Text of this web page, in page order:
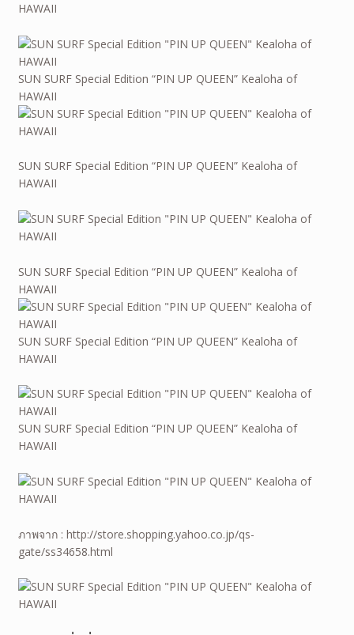
HAWAII
SUN SURF Special Edition “PIN UP QUEEN” Kealoha of
HAWAII
SUN SURF Special Edition “PIN UP QUEEN” Kealoha of
HAWAII
SUN SURF Special Edition “PIN UP QUEEN” Kealoha of
HAWAII
SUN SURF Special Edition “PIN UP QUEEN” Kealoha of
HAWAII
SUN SURF Special Edition “PIN UP QUEEN” Kealoha of
HAWAII
ภาพจาก : http://store.shopping.yahoo.co.jp/qs-
gate/ss34658.html